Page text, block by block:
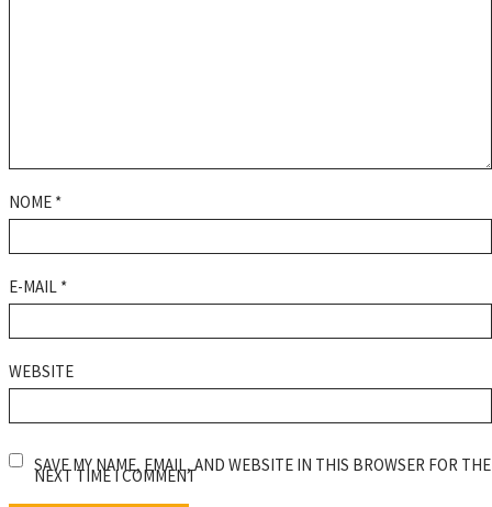
NOME *
E-MAIL *
WEBSITE
SAVE MY NAME, EMAIL, AND WEBSITE IN THIS BROWSER FOR THE
NEXT TIME I COMMENT